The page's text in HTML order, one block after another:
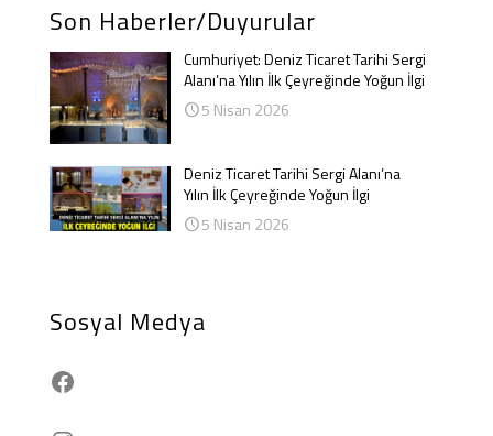
Son Haberler/Duyurular
Cumhuriyet: Deniz Ticaret Tarihi Sergi
Alanı’na Yılın İlk Çeyreğinde Yoğun İlgi
5 Nisan 2026
Deniz Ticaret Tarihi Sergi Alanı’na
Yılın İlk Çeyreğinde Yoğun İlgi
5 Nisan 2026
Sosyal Medya
Facebook